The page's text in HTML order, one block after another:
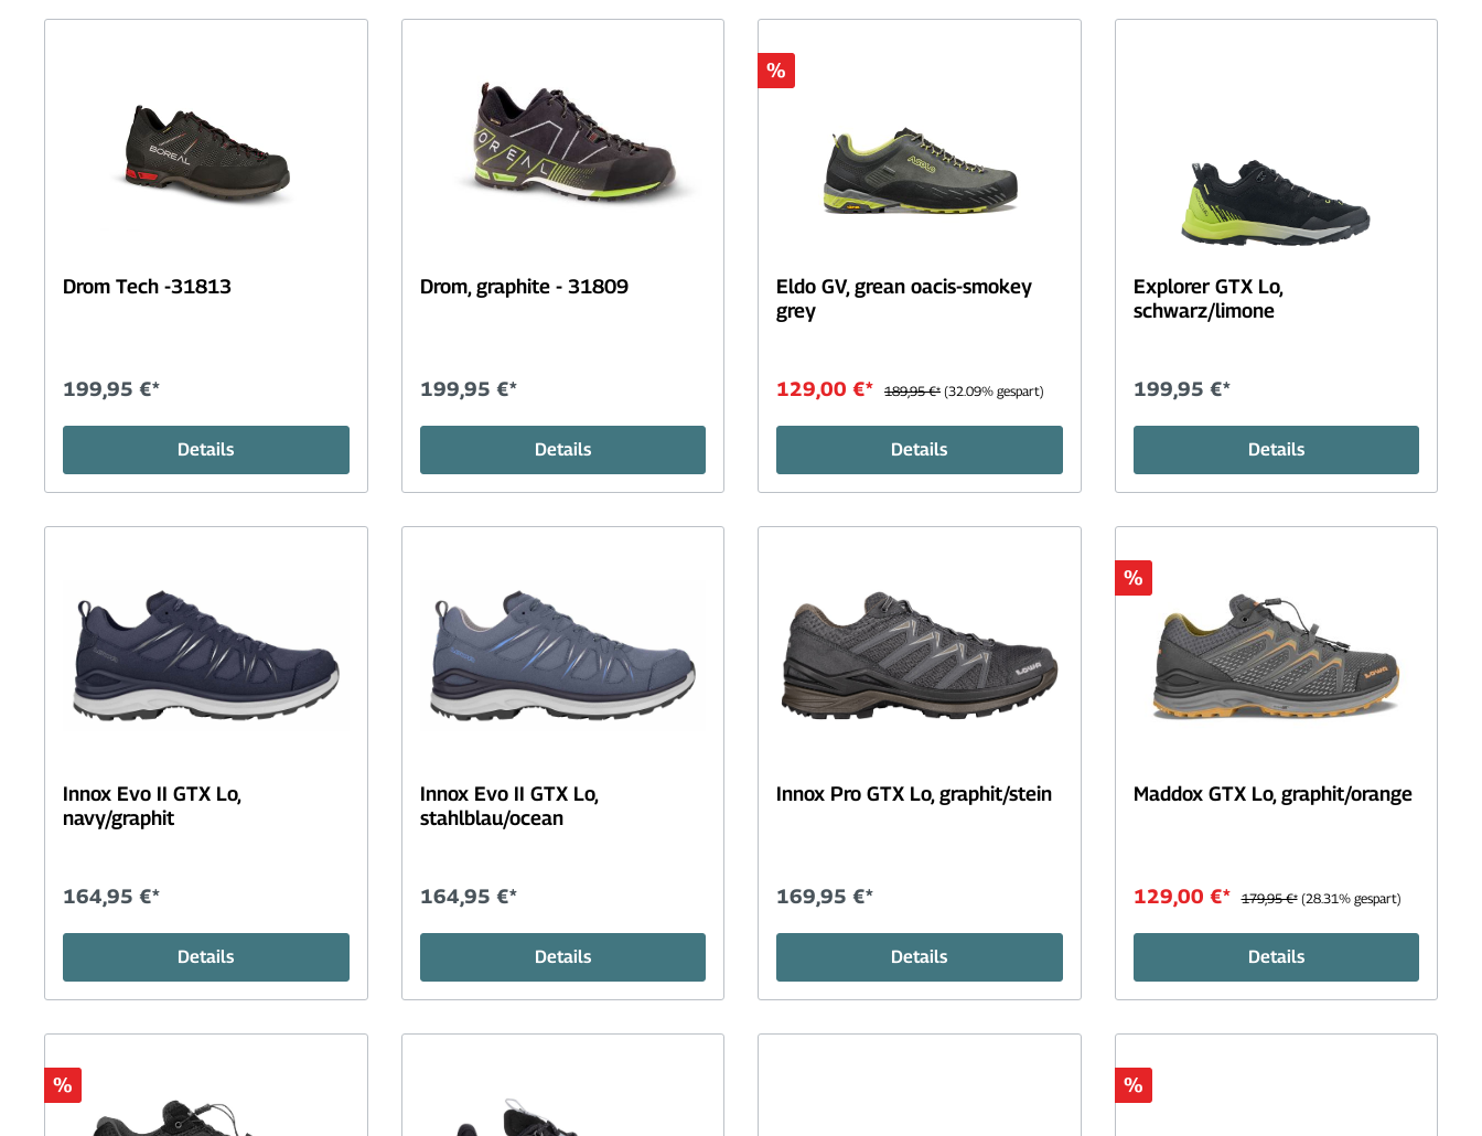
Halbschuhe
Halbschuhe
Sandalen+Zehensteg
Wanderstiefel
Kulturbeutel+Handtücher+Erste
Lampen+Leuchten
Flaschen+Trinksysteme
Drogerie+Körperpflege
Campingmöbel+Zubehör
Hüttenschlafsäcke+Inlets
Nahrungsmittel
Anhänger
Sattelstützen
Laufräder+Felgen
Lenkerbügel
Fahrradbekleidung+Fahrradschuhe
Drom Tech -31813
199,95 €*
Details
Drom, graphite - 31809
199,95 €*
Details
%
Eldo GV, grean oacis-smokey
grey
129,00 €* 189,95 €* (32.09% gespart)
Details
Explorer GTX Lo,
schwarz/limone
199,95 €*
Details
Innox Evo II GTX Lo,
navy/graphit
164,95 €*
Details
Innox Evo II GTX Lo,
stahlblau/ocean
164,95 €*
Details
Innox Pro GTX Lo, graphit/stein
169,95 €*
Details
%
Maddox GTX Lo, graphit/orange
129,00 €* 179,95 €* (28.31% gespart)
Details
% %